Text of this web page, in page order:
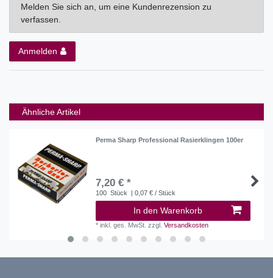
Melden Sie sich an, um eine Kundenrezension zu
verfassen.
Anmelden
Ähnliche Artikel
Perma Sharp Professional Rasierklingen 100er
7,20 € *
100 Stück | 0,07 € / Stück
In den Warenkorb
*inkl. ges. MwSt. zzgl.Versandkosten